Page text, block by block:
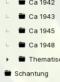
Ca 1942
Ca 1943
Ca 1945
Ca 1948
► Schantung